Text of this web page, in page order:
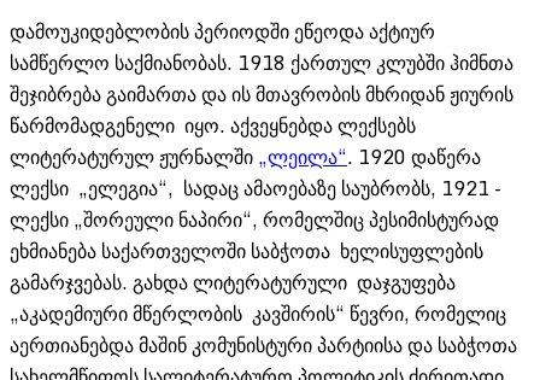
დამოუკიდებლობის პერიოდში ეწეოდა აქტიურ
სამწერლო საქმიანობას. 1918 ქართულ კლუბში ჰიმნთა
შეჯიბრება გაიმართა და ის მთავრობის მხრიდან ჟიურის
წარმომადგენელი იყო. აქვეყნებდა ლექსებს
ლიტერატურულ ჟურნალში„ლეილა“. 1920 დაწერა
ლექსი „ელეგია“, სადაც ამაოებაზე საუბრობს, 1921 -
ლექსი „შორეული ნაპირი“, რომელშიც პესიმისტურად
ეხმიანება საქართველოში საბჭოთა ხელისუფლების
გამარჯვებას. გახდა ლიტერატურული დაჯგუფება
„აკადემიური მწერლობის კავშირის“ წევრი, რომელიც
აერთიანებდა მაშინ კომუნისტური პარტიისა და საბჭოთა